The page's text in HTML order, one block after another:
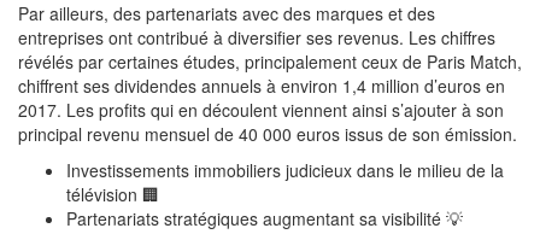
Par ailleurs, des partenariats avec des marques et des
entreprises ont contribué à diversifier ses revenus. Les chiffres
révélés par certaines études, principalement ceux de Paris Match,
chiffrent ses dividendes annuels à environ 1,4 million d’euros en
2017. Les profits qui en découlent viennent ainsi s’ajouter à son
principal revenu mensuel de 40 000 euros issus de son émission.
Investissements immobiliers judicieux dans le milieu de la
télévision 🏢
Partenariats stratégiques augmentant sa visibilité 💡